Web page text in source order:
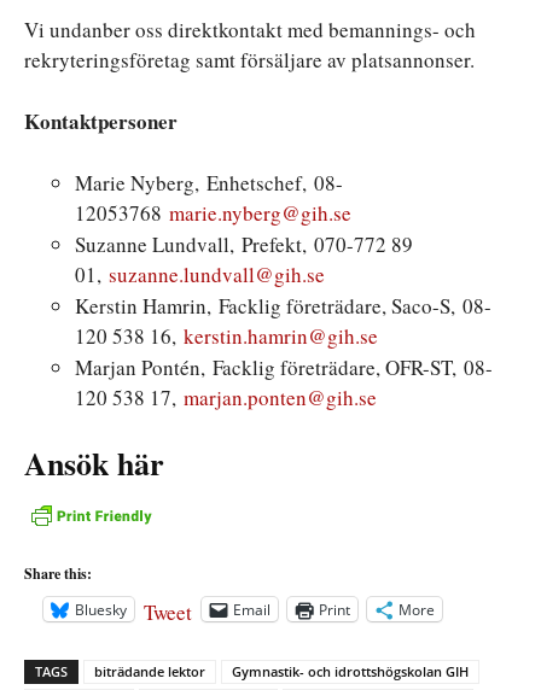
Vi undanber oss direktkontakt med bemannings- och
rekryteringsföretag samt försäljare av platsannonser.
Kontaktpersoner
Marie Nyberg, Enhetschef, 08-
12053768 marie.nyberg@gih.se
Suzanne Lundvall, Prefekt, 070-772 89
01, suzanne.lundvall@gih.se
Kerstin Hamrin, Facklig företrädare, Saco-S, 08-
120 538 16, kerstin.hamrin@gih.se
Marjan Pontén, Facklig företrädare, OFR-ST, 08-
120 538 17, marjan.ponten@gih.se
Ansök här
Share this:
Bluesky
Tweet Email Print More
TAGS biträdande lektor
Gymnastik- och idrottshögskolan GIH